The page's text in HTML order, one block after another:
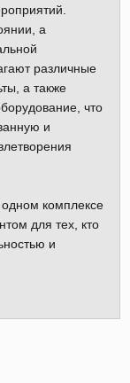
а
различные
а также
что
и
комплексе
для тех, кто
и